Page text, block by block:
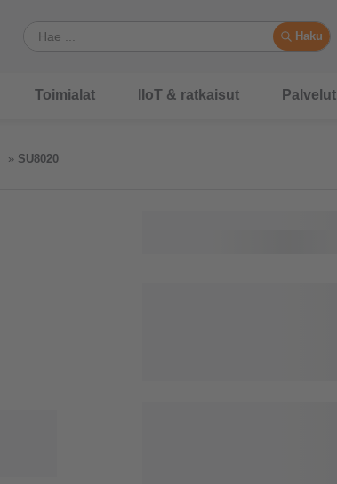
Haku
Toimialat IIoT & ratkaisut Palvelut
SU8020